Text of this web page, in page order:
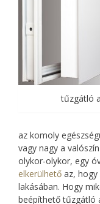
tűzgátló
az komoly
vagy nagy a
olykor-olykor, egy
elkerülhető az,
lakásában. Hogy
beépíthető tűzgátló